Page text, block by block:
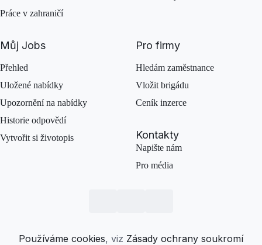
Práce v zahraničí
Můj Jobs
Přehled
Uložené nabídky
Upozornění na nabídky
Historie odpovědí
Vytvořit si životopis
Pro firmy
Hledám zaměstnance
Vložit brigádu
Ceník inzerce
Kontakty
Napište nám
Pro média
Používáme cookies, viz Zásady ochrany soukromí